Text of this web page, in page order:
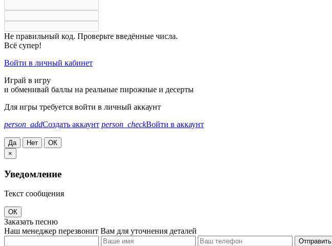
Не правильный код. Проверьте введённые числа.
Всё супер!
Войти в личный кабинет
Играй в игру
и обменивай баллы на реальные пирожные и десерты
Для игры требуется войти в личный аккаунт
person_addСоздать аккаунт person_checkВойти в аккаунт
Да Нет
ОК
×
Уведомление
Текст сообщения
ОК
Заказать песню
Наш менеджер перезвонит Вам для уточнения деталей
Отправить